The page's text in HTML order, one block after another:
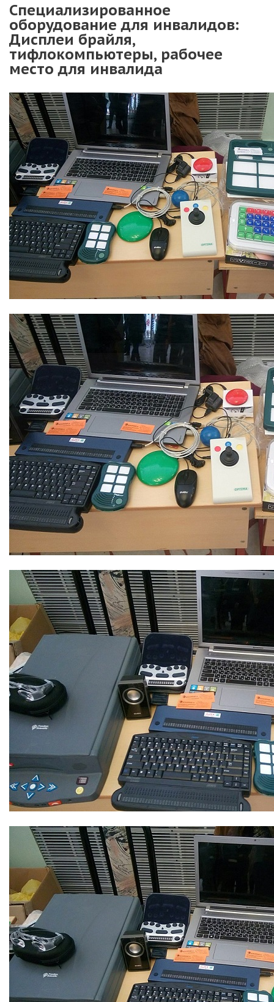
Специализированное
оборудование для инвалидов:
Дисплеи брайля,
тифлокомпьютеры, рабочее
место для инвалида